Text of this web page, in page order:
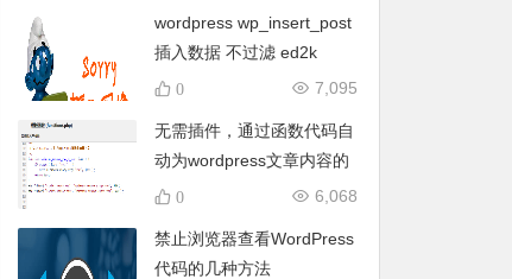
wordpress wp_insert_post
插入数据 不过滤 ed2k
magnet torrent thunder等
7,095
0
无需插件，通过函数代码自
动为wordpress文章内容的
链接加上target=”_blank”
面打开）
6,068
0
禁止浏览器查看WordPress
代码的几种方法